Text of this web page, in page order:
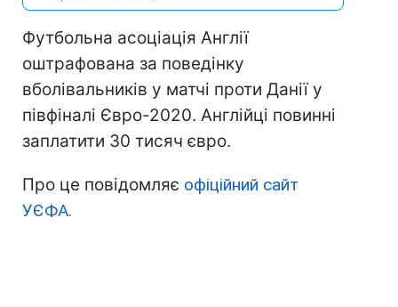
Футбольна асоціація Англії
оштрафована за поведінку
вболівальників у матчі проти Данії у
півфіналі Євро-2020. Англійці повинні
заплатити 30 тисяч євро.
Про це повідомляє офіційний сайт
УЄФА.